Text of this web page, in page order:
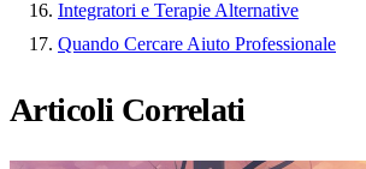
Integratori e Terapie Alternative
Quando Cercare Aiuto Professionale
Articoli Correlati